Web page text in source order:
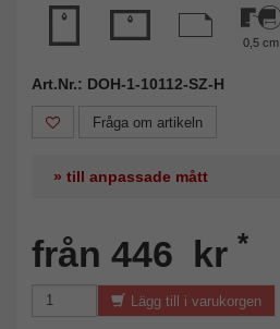
0,5 cm
Art.Nr.: DOH-1-10112-SZ-H
Fråga om artikeln
» till anpassade mått
från 446 kr *
Lägg till i varukorgen